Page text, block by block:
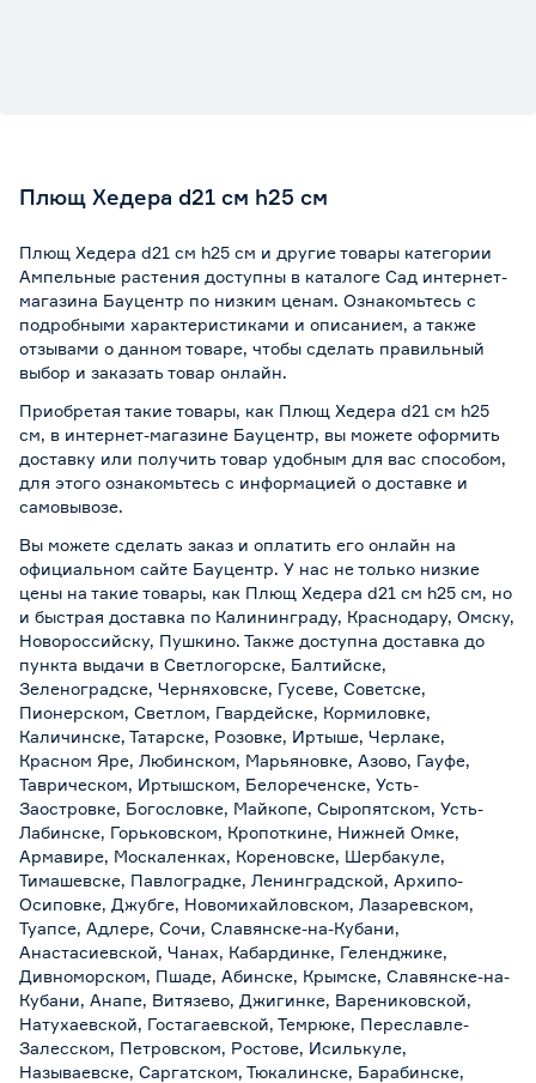
Плющ Хедера d21 см h25 см
Плющ Хедера d21 см h25 см и другие товары категории
Ампельные растения доступны в каталоге Сад интернет-
магазина Бауцентр по низким ценам. Ознакомьтесь с
подробными характеристиками и описанием, а также
отзывами о данном товаре, чтобы сделать правильный
выбор и заказать товар онлайн.
Приобретая такие товары, как Плющ Хедера d21 см h25
см, в интернет-магазине Бауцентр, вы можете оформить
доставку или получить товар удобным для вас способом,
для этого ознакомьтесь с информацией о доставке и
самовывозе.
Вы можете сделать заказ и оплатить его онлайн на
официальном сайте Бауцентр. У нас не только низкие
цены на такие товары, как Плющ Хедера d21 см h25 см, но
и быстрая доставка по Калининграду, Краснодару, Омску,
Новороссийску, Пушкино. Также доступна доставка до
пункта выдачи в Светлогорске, Балтийске,
Зеленоградске, Черняховске, Гусеве, Советске,
Пионерском, Светлом, Гвардейске, Кормиловке,
Каличинске, Татарске, Розовке, Иртыше, Черлаке,
Красном Яре, Любинском, Марьяновке, Азово, Гауфе,
Таврическом, Иртышском, Белореченске, Усть-
Заостровке, Богословке, Майкопе, Сыропятском, Усть-
Лабинске, Горьковском, Кропоткине, Нижней Омке,
Армавире, Москаленках, Кореновске, Шербакуле,
Тимашевске, Павлоградке, Ленинградской, Архипо-
Осиповке, Джубге, Новомихайловском, Лазаревском,
Туапсе, Адлере, Сочи, Славянске-на-Кубани,
Анастасиевской, Чанах, Кабардинке, Геленджике,
Дивноморском, Пшаде, Абинске, Крымске, Славянске-на-
Кубани, Анапе, Витязево, Джигинке, Варениковской,
Натухаевской, Гостагаевской, Темрюке, Переславле-
Залесском, Петровском, Ростове, Исилькуле,
Называевске, Саргатском, Тюкалинске, Барабинске,